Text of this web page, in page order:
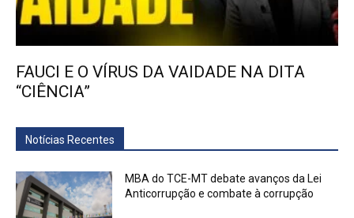
FAUCI E O VÍRUS DA VAIDADE NA DITA
“CIÊNCIA”
Notícias Recentes
MBA do TCE-MT debate avanços da Lei
Anticorrupção e combate à corrupção